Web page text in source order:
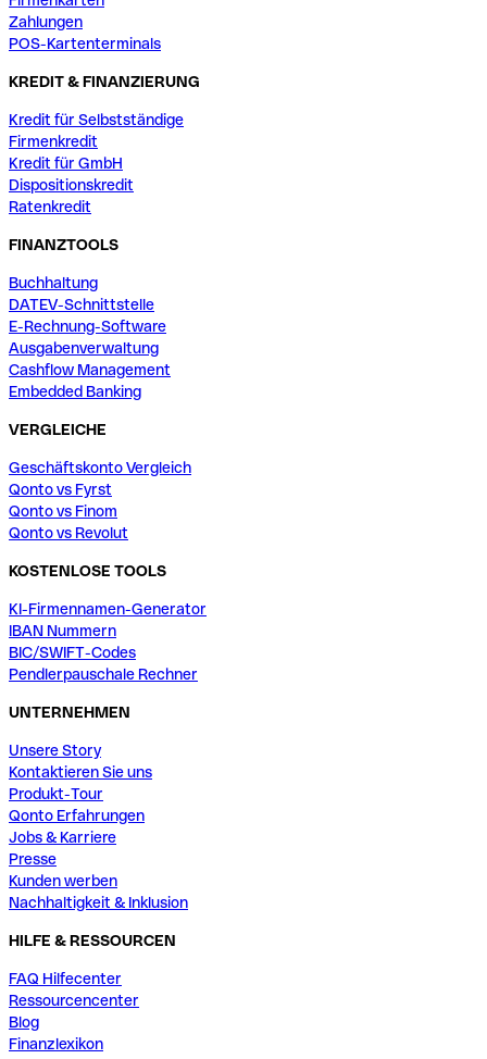
Zahlungen
POS-Kartenterminals
KREDIT & FINANZIERUNG
Kredit für Selbstständige
Firmenkredit
Kredit für GmbH
Dispositionskredit
Ratenkredit
FINANZTOOLS
Buchhaltung
DATEV-Schnittstelle
E-Rechnung-Software
Ausgabenverwaltung
Cashflow Management
Embedded Banking
VERGLEICHE
Geschäftskonto Vergleich
Qonto vs Fyrst
Qonto vs Finom
Qonto vs Revolut
KOSTENLOSE TOOLS
KI-Firmennamen-Generator
IBAN Nummern
BIC/SWIFT-Codes
Pendlerpauschale Rechner
UNTERNEHMEN
Unsere Story
Kontaktieren Sie uns
Produkt-Tour
Qonto Erfahrungen
Jobs & Karriere
Presse
Kunden werben
Nachhaltigkeit & Inklusion
HILFE & RESSOURCEN
FAQ Hilfecenter
Ressourcencenter
Blog
Finanzlexikon